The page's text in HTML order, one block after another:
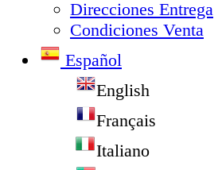
Direcciones Entrega
Condiciones Venta
Español
English
Français
Italiano